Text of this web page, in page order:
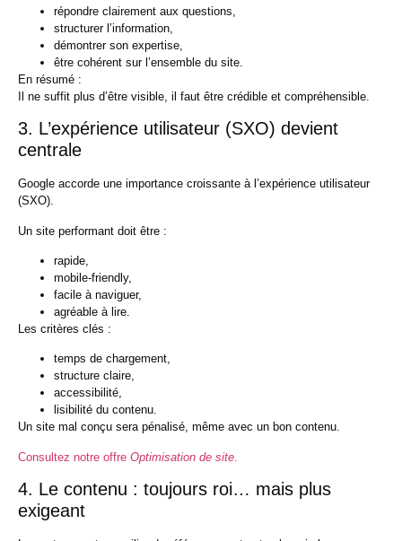
répondre clairement aux questions,
structurer l’information,
démontrer son expertise,
être cohérent sur l’ensemble du site.
En résumé :
Il ne suffit plus d’être visible, il faut être crédible et compréhensible
3. L’expérience utilisateur (SXO) devient
centrale
Google accorde une importance croissante à l’expérience utilisateur
(SXO).
Un site performant doit être :
rapide,
mobile-friendly,
facile à naviguer,
agréable à lire.
Les critères clés :
temps de chargement,
structure claire,
accessibilité,
lisibilité du contenu.
Un site mal conçu sera pénalisé, même avec un bon contenu.
Consultez notre offre Optimisation de site
4. Le contenu : toujours roi… mais plus
exigeant